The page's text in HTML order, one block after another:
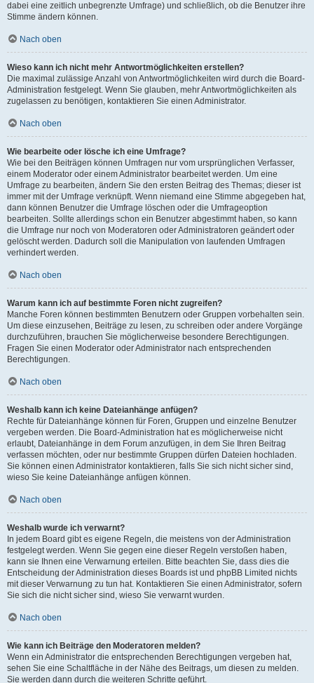
dabei eine zeitlich unbegrenzte Umfrage) und schließlich, ob die Benutzer ihre
Stimme ändern können.
Nach oben
Wieso kann ich nicht mehr Antwortmöglichkeiten erstellen?
Die maximal zulässige Anzahl von Antwortmöglichkeiten wird durch die Board-
Administration festgelegt. Wenn Sie glauben, mehr Antwortmöglichkeiten als
zugelassen zu benötigen, kontaktieren Sie einen Administrator.
Nach oben
Wie bearbeite oder lösche ich eine Umfrage?
Wie bei den Beiträgen können Umfragen nur vom ursprünglichen Verfasser,
einem Moderator oder einem Administrator bearbeitet werden. Um eine
Umfrage zu bearbeiten, ändern Sie den ersten Beitrag des Themas; dieser ist
immer mit der Umfrage verknüpft. Wenn niemand eine Stimme abgegeben hat,
dann können Benutzer die Umfrage löschen oder die Umfrageoption
bearbeiten. Sollte allerdings schon ein Benutzer abgestimmt haben, so kann
die Umfrage nur noch von Moderatoren oder Administratoren geändert oder
gelöscht werden. Dadurch soll die Manipulation von laufenden Umfragen
verhindert werden.
Nach oben
Warum kann ich auf bestimmte Foren nicht zugreifen?
Manche Foren können bestimmten Benutzern oder Gruppen vorbehalten sein.
Um diese einzusehen, Beiträge zu lesen, zu schreiben oder andere Vorgänge
durchzuführen, brauchen Sie möglicherweise besondere Berechtigungen.
Fragen Sie einen Moderator oder Administrator nach entsprechenden
Berechtigungen.
Nach oben
Weshalb kann ich keine Dateianhänge anfügen?
Rechte für Dateianhänge können für Foren, Gruppen und einzelne Benutzer
vergeben werden. Die Board-Administration hat es möglicherweise nicht
erlaubt, Dateianhänge in dem Forum anzufügen, in dem Sie Ihren Beitrag
verfassen möchten, oder nur bestimmte Gruppen dürfen Dateien hochladen.
Sie können einen Administrator kontaktieren, falls Sie sich nicht sicher sind,
wieso Sie keine Dateianhänge anfügen können.
Nach oben
Weshalb wurde ich verwarnt?
In jedem Board gibt es eigene Regeln, die meistens von der Administration
festgelegt werden. Wenn Sie gegen eine dieser Regeln verstoßen haben,
kann sie Ihnen eine Verwarnung erteilen. Bitte beachten Sie, dass dies die
Entscheidung der Administration dieses Boards ist und phpBB Limited nichts
mit dieser Verwarnung zu tun hat. Kontaktieren Sie einen Administrator, sofern
Sie sich die nicht sicher sind, wieso Sie verwarnt wurden.
Nach oben
Wie kann ich Beiträge den Moderatoren melden?
Wenn ein Administrator die entsprechenden Berechtigungen vergeben hat,
sehen Sie eine Schaltfläche in der Nähe des Beitrags, um diesen zu melden.
Sie werden dann durch die weiteren Schritte geführt.